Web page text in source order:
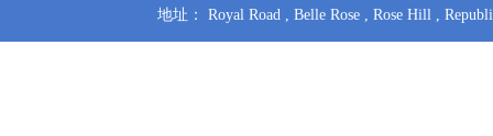
地址： Royal Road , Belle Rose , Rose Hill ,